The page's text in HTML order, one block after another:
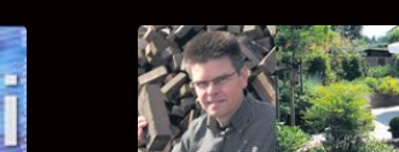
INTERVIEW MET
BOEREMA
Hoe Bricks and Stones